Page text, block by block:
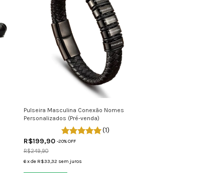
Pulseira Masculina Conexão Nomes
Personalizados (Pré-venda)
(1)
R$199,90 -20% OFF
R$249,90
6xde R$33,32 sem juros